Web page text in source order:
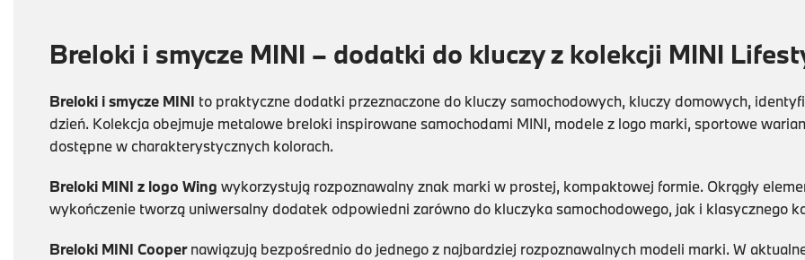
Breloki i smycze MINI – dodatki do kluczy z kolekcji MINI
Breloki i smycze MINI to praktyczne dodatki przeznaczone do kluczy samochodowych, kluczy domowych,
dzień. Kolekcja obejmuje metalowe breloki inspirowane samochodami MINI, modele z logo marki, sportowe
dostępne w charakterystycznych kolorach.
Breloki MINI z logo Wing wykorzystują rozpoznawalny znak marki w prostej, kompaktowej formie. Okrągły
wykończenie tworzą uniwersalny dodatek odpowiedni zarówno do kluczyka samochodowego, jak i klasycznego
Breloki MINI Coopernawiązują bezpośrednio do jednego z najbardziej rozpoznawalnych modeli marki. W